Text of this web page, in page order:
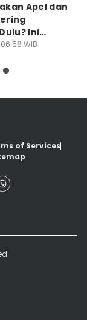
Apel dan
Ini
WIB
of Services